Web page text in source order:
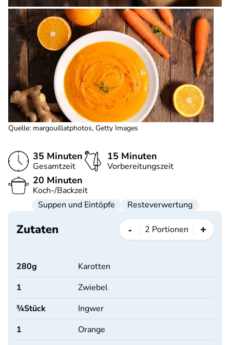
Quelle: margouillatphotos, Getty Images
35 Minuten
Gesamtzeit
15 Minuten
Vorbereitungszeit
20 Minuten
Koch-/Backzeit
Suppen und Eintöpfe
Resteverwertung
Zutaten - 2 Portionen +
280g
Karotten
1
Zwiebel
¾Stück
Ingwer
1
Orange